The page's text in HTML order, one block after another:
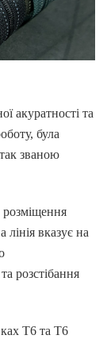
акуратності та
була
званою
розміщення
вказує на
розстібання
Т6 та Т6